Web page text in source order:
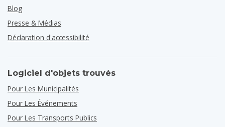
Blog
Presse & Médias
Déclaration d'accessibilité
Logiciel d'objets trouvés
Pour Les Municipalités
Pour Les Événements
Pour Les Transports Publics